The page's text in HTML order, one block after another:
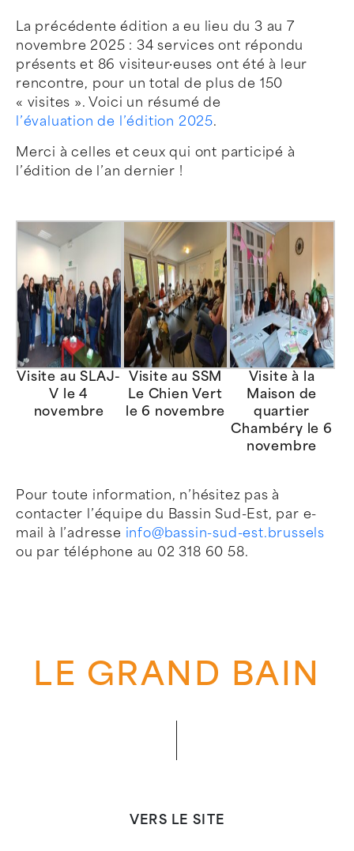
La précédente édition a eu lieu du 3 au 7
novembre 2025 : 34 services ont répondu
présents et 86 visiteur·euses ont été à leur
rencontre, pour un total de plus de 150
« visites ». Voici un résumé de
l’évaluation de l’édition 2025.
Merci à celles et ceux qui ont participé à
l’édition de l’an dernier !
Visite au SLAJ-
V le 4
novembre
Visite au SSM
Le Chien Vert
le 6 novembre
Visite à la
Maison de
quartier
Chambéry le 6
novembre
Pour toute information, n’hésitez pas à
contacter l’équipe du Bassin Sud-Est, par e-
mail à l’adresse info@bassin-sud-est.brussels
ou par téléphone au 02 318 60 58.
LE GRAND BAIN
VERS LE SITE